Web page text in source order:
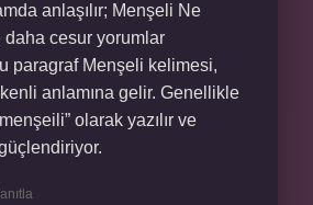
anlaşılır; Menşeli Ne
daha cesur yorumlar
paragraf Menşeli kelimesi,
anlamına gelir. Genellikle
olarak yazılır ve